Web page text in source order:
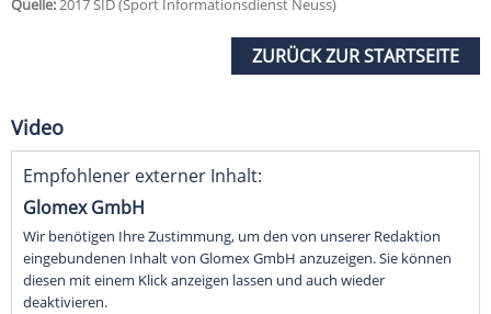
Quelle:2017 SID (Sport Informationsdienst Neuss)
ZURÜCK ZUR STARTSEITE
Video
Empfohlener externer Inhalt:
Glomex GmbH
Wir benötigen Ihre Zustimmung, um den von unserer Redaktion
eingebundenen Inhalt von Glomex GmbH anzuzeigen. Sie können
diesen mit einem Klick anzeigen lassen und auch wieder
deaktivieren.